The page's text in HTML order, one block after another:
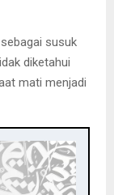
susuk
diketahui
mati menjadi